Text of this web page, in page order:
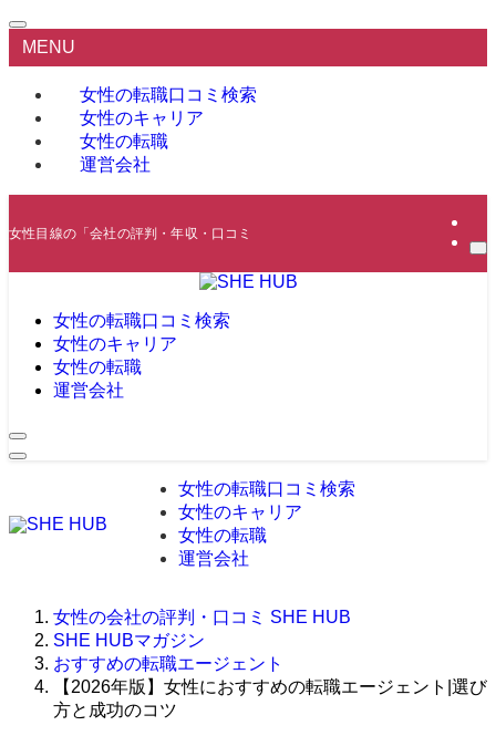
MENU
女性の転職口コミ検索
女性のキャリア
女性の転職
運営会社
女性目線の「会社の評判・年収・口コミ」から転職・就職に役立つ情報を提供
女性の転職口コミ検索
女性のキャリア
女性の転職
運営会社
女性の転職口コミ検索
女性のキャリア
女性の転職
運営会社
女性の会社の評判・口コミ SHE HUB
SHE HUBマガジン
おすすめの転職エージェント
【2026年版】女性におすすめの転職エージェント|選び
方と成功のコツ